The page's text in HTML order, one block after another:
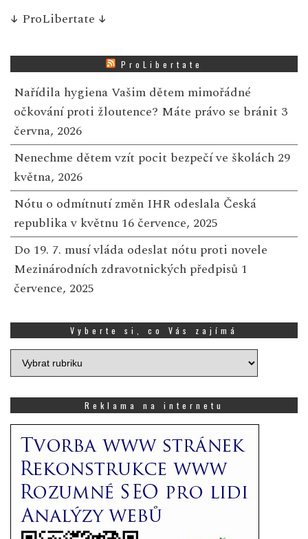
↓ ProLibertate ↓
ProLibertate
Nařídila hygiena Vašim dětem mimořádné
očkování proti žloutence? Máte právo se bránit 3
června, 2026
Nenechme dětem vzít pocit bezpečí ve školách 29
května, 2026
Nótu o odmítnutí změn IHR odeslala Česká
republika v květnu 16 července, 2025
Do 19. 7. musí vláda odeslat nótu proti novele
Mezinárodních zdravotnických předpisů 1
července, 2025
Vyberte si, co Vás zajímá
Vyberte
si,
zajímá
Reklama na internetu